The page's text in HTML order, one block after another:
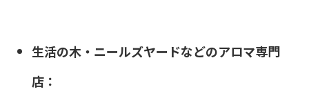
生活の木・ニールズヤードなどのアロマ専門
店：